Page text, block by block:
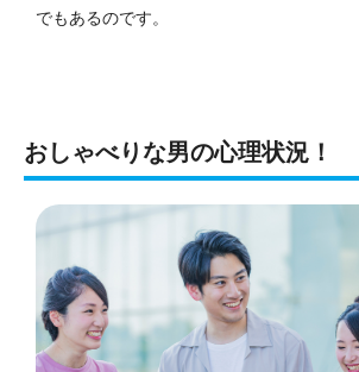
でもあるのです。
おしゃべりな男の心理状況！